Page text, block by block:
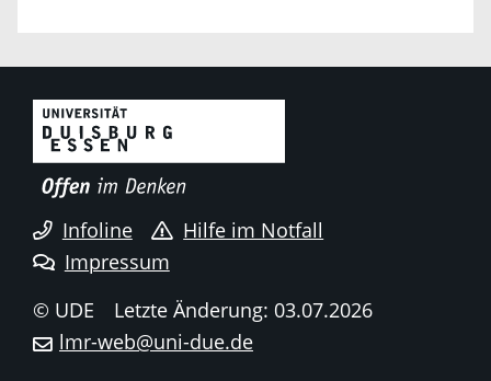
Infoline
Hilfe im Notfall
Impressum
© UDE
Letzte Änderung: 03.07.2026
lmr-web@uni-due.de